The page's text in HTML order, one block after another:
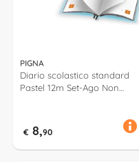
PIGNA
Diario scolastico standard
Pastel 12m Set-Ago Non
€ 8,90